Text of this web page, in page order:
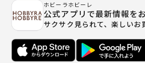
ホビーラホビーレ
公式アプリで最新情報を
サクサク見られて、楽しいお